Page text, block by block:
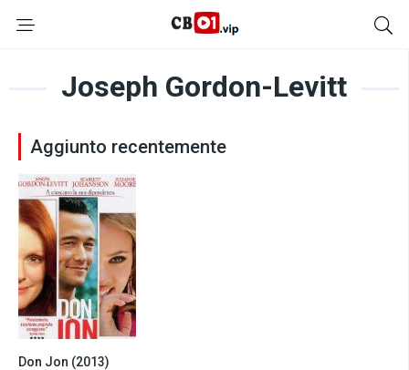
Joseph Gordon-Levitt
Aggiunto recentemente
Don Jon (2013)